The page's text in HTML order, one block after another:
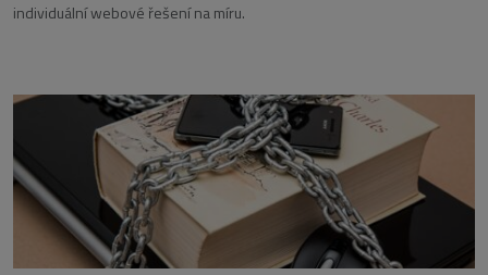
individuální webové řešení na míru.